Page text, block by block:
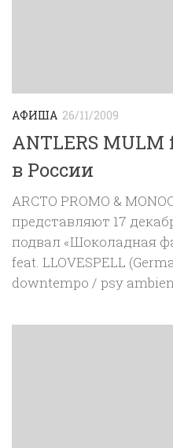
АФИША 26/11/2009
ANTLERS MULM
в России
ARCTO PROMO &
представляют 17
подвал «Шоколадная
feat. LLOVESPELL
downtempo / psy